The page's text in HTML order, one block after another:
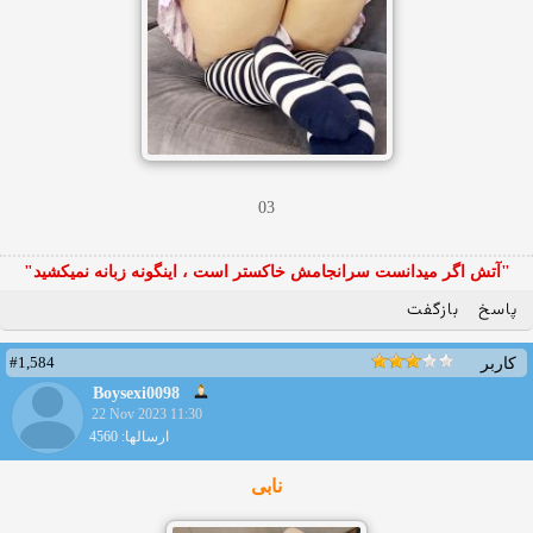
03
"آتش اگر ميدانست سرانجامش خاكستر است ، اينگونه زبانه نميكشيد"
پاسخ بازگفت
کاربر
#1,584
Boysexi0098
22 Nov 2023 11:30
ارسالها: 4560
نابی